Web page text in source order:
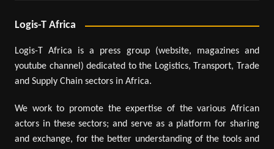
Logis-T Africa
Logis-T Africa is a press group (website, magazines and
youtube channel) dedicated to the Logistics, Transport, Trade
and Supply Chain sectors in Africa.
We work to promote the expertise of the various African
actors in these sectors; and serve as a platform for sharing
and exchange, for the better understanding of the tools and